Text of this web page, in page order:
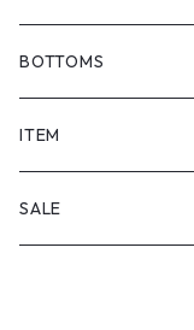
BOTTOMS
SHORTS
PANTS
ITEM
SALE